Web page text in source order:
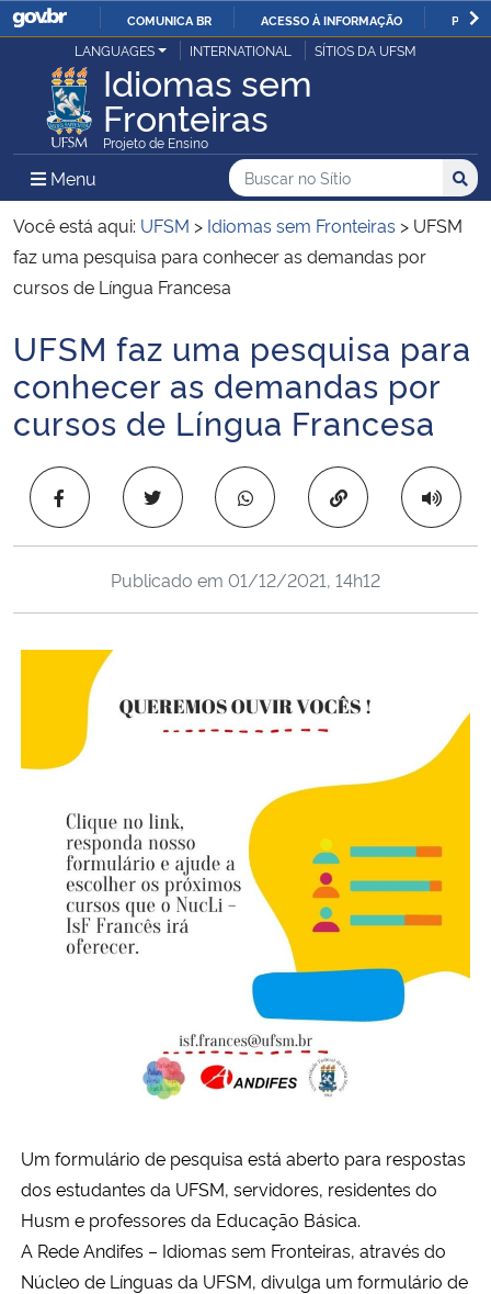
IR
PARA
O
COMUNICA BR ACESSO À INFORMAÇÃO
Ministério da Justiça e Segurança Pública
Ministério da Defesa
Ministério das Relações Exteriores
Ministério da Economia
Ministério da Infraestrutura
Ministério da Agricultura, Pecuária e Abastecimento
Ministério da Cidadania
Ministério da Ciência, Tecnologia, Inovações e Comunicações
Ministério do Meio Ambiente
Ministério do Desenvolvimento Regional
Controladoria-Geral da União
Ministério da Mulher, da Família e dos Direitos Humanos
Gabinete de Segurança Institucional
LANGUAGES INTERNATIONAL SÍTIOS DA UFSM
Idiomas sem
Fronteiras
Projeto de Ensino
Menu Menu Principal do Sítio
Busca
Buscar no no Sítio
Busca:
Você está aqui: UFSM > Idiomas sem Fronteiras > UFSM
faz uma pesquisa para conhecer as demandas por
cursos de Língua Francesa
Início do conteúdo
UFSM faz uma pesquisa para
conhecer as demandas por
cursos de Língua Francesa
Copiar para área
Publicado em 01/12/2021, 14h12
Um formulário de pesquisa está aberto para respostas
dos estudantes da UFSM, servidores, residentes do
Husm e professores da Educação Básica.
A Rede Andifes – Idiomas sem Fronteiras, através do
Núcleo de Línguas da UFSM, divulga um formulário de